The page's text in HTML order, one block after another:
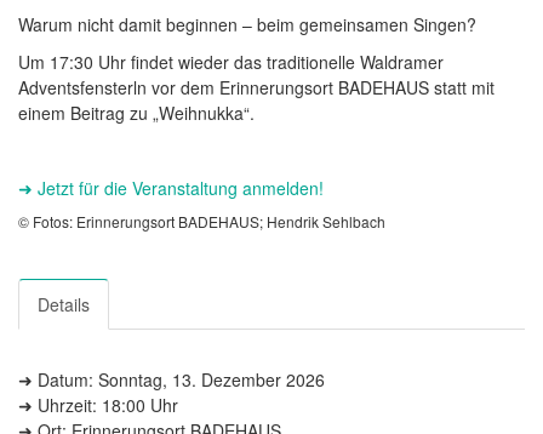
Warum nicht damit beginnen – beim gemeinsamen Singen?
Um 17:30 Uhr findet wieder das traditionelle Waldramer
Adventsfensterln vor dem Erinnerungsort BADEHAUS statt mit
einem Beitrag zu „Weihnukka“.
➜ Jetzt für die Veranstaltung anmelden!
© Fotos: Erinnerungsort BADEHAUS; Hendrik Sehlbach
Details
➜ Datum: Sonntag, 13. Dezember 2026
➜ Uhrzeit: 18:00 Uhr